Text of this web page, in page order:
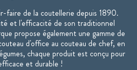
faire de la coutellerie depuis 1890.
et l'efficacité de son traditionnel
propose également une gamme de
d'office au couteau de chef, en
chaque produit est conçu pour
et durable !